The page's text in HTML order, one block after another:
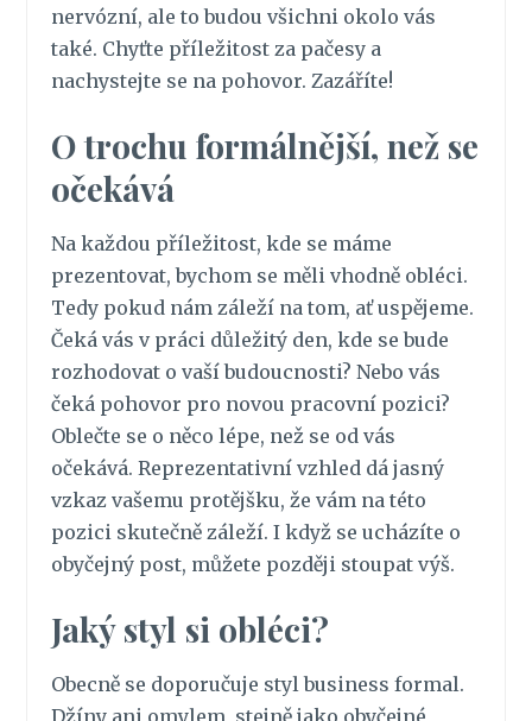
nervózní, ale to budou všichni okolo vás
také. Chyťte příležitost za pačesy a
nachystejte se na pohovor. Zazáříte!
O trochu formálnější, než se
očekává
Na každou příležitost, kde se máme
prezentovat, bychom se měli vhodně obléci.
Tedy pokud nám záleží na tom, ať uspějeme.
Čeká vás v práci důležitý den, kde se bude
rozhodovat o vaší budoucnosti? Nebo vás
čeká pohovor pro novou pracovní pozici?
Oblečte se o něco lépe, než se od vás
očekává. Reprezentativní vzhled dá jasný
vzkaz vašemu protějšku, že vám na této
pozici skutečně záleží. I když se ucházíte o
obyčejný post, můžete později stoupat výš.
Jaký styl si obléci?
Obecně se doporučuje styl business formal.